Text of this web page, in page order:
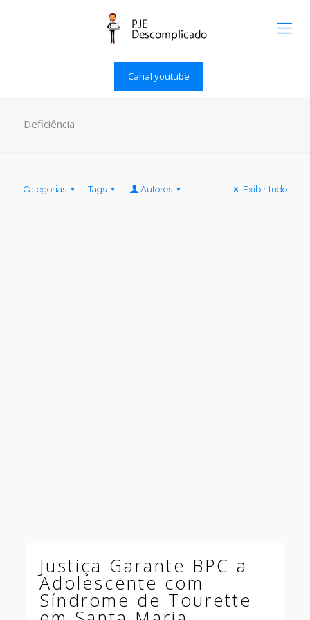
Canal youtube
Deficiência
Categorias Tags Autores Exibir tudo
Justiça Garante BPC a
Adolescente com
Síndrome de Tourette